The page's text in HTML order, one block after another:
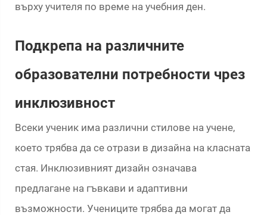
върху учителя по време на учебния ден.
Подкрепа на различните
образователни потребности чрез
инклюзивност
Всеки ученик има различни стилове на учене,
което трябва да се отрази в дизайна на класната
стая. Инклюзивният дизайн означава
предлагане на гъвкави и адаптивни
възможности. Учениците трябва да могат да